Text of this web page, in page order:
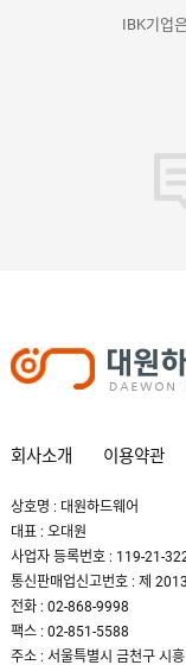
IBK기업
회사소개 이용약관
상호명 : 대원하드웨어
대표 : 오대원
사업자 등록번호 : 119-21-
통신판매업신고번호 : 제
전화 : 02-868-9998
팩스 : 02-851-5588
주소 : 서울특별시 금천구 시